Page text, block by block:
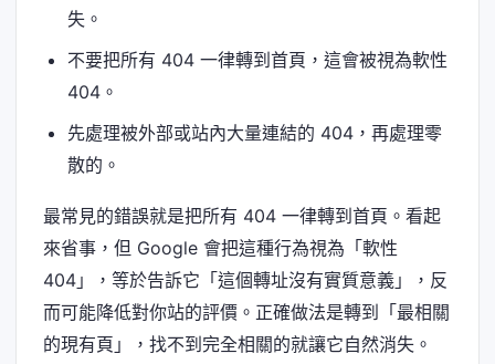
失。
不要把所有 404 一律轉到首頁，這會被視為軟性
404。
先處理被外部或站內大量連結的 404，再處理零
散的。
最常見的錯誤就是把所有 404 一律轉到首頁。看起
來省事，但 Google 會把這種行為視為「軟性
404」，等於告訴它「這個轉址沒有實質意義」，反
而可能降低對你站的評價。正確做法是轉到「最相關
的現有頁」，找不到完全相關的就讓它自然消失。